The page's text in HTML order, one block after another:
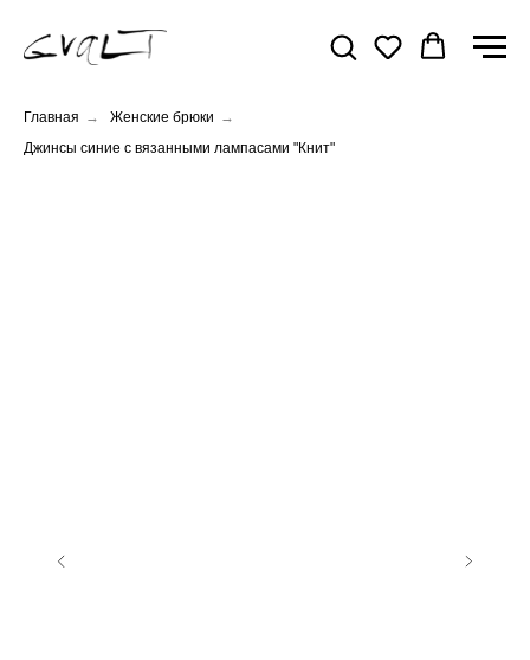
Главная → Женские брюки →
Джинсы синие с вязанными лампасами "Книт"